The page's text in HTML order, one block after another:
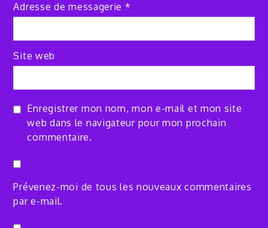
Adresse de messagerie *
Site web
Enregistrer mon nom, mon e-mail et mon site
web dans le navigateur pour mon prochain
commentaire.
Prévenez-moi de tous les nouveaux commentaires
par e-mail.